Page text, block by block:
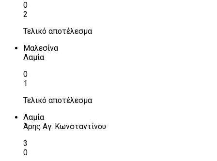
0
2
Τελικό αποτέλεσμα
Μαλεσίνα
Λαμία
0
1
Τελικό αποτέλεσμα
Λαμία
Άρης Αγ. Κωνσταντίνου
3
0